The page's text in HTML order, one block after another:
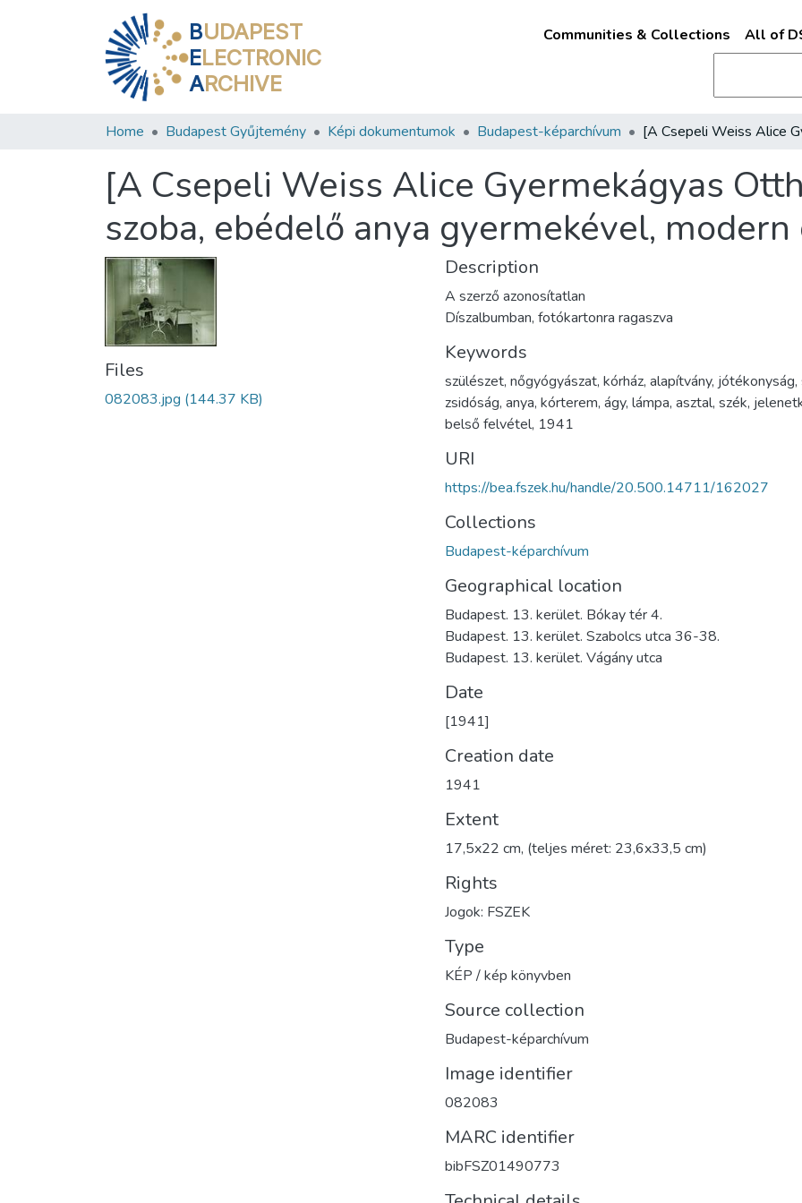
BUDAPEST
ELECTRONIC
ARCHIVE
Communities & Collections All of
Home Budapest Gyűjtemény Képi dokumentumok Budapest-képarchívum
[A Csepeli Weiss Alice Gyermekágyas
szoba, ebédelő anya gyermekével,
Files
082083.jpg (144.37 KB)
Description
A szerző azonosítatlan
Díszalbumban, fotókartonra ragaszva
Keywords
szülészet, nőgyógyászat, kórház, alapítvány, jótékonyság,
zsidóság, anya, kórterem, ágy, lámpa, asztal, szék,
belső felvétel, 1941
URI
https://bea.fszek.hu/handle/20.500.14711/162027
Collections
Budapest-képarchívum
Geographical location
Budapest. 13. kerület. Bókay tér 4.
Budapest. 13. kerület. Szabolcs utca 36-38.
Budapest. 13. kerület. Vágány utca
Date
[1941]
Creation date
1941
Extent
17,5x22 cm, (teljes méret: 23,6x33,5 cm)
Rights
Jogok: FSZEK
Type
KÉP / kép könyvben
Source collection
Budapest-képarchívum
Image identifier
082083
MARC identifier
bibFSZ01490773